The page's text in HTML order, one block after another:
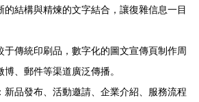
的結構與精煉的文字結合，讓復雜信息一目
于傳統印刷品，數字化的圖文宣傳頁制作周
、郵件等渠道廣泛傳播。
新品發布、活動邀請、企業介紹、服務流程